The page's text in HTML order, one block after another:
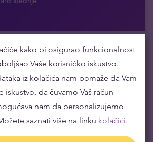
putem e-maila
kako bi osigurao funkcionalnost
Vaše korisničko iskustvo.
iz kolačića nam pomaže da Vam
da čuvamo Vaš račun
nam da personalizujemo
saznati više na linku kolačići.